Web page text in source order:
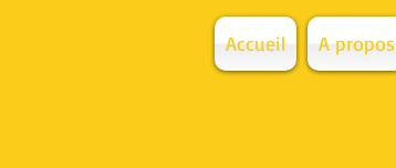
Accueil A propos